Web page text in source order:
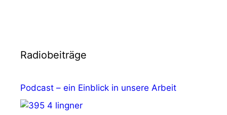
Radiobeiträge
Podcast – ein Einblick in unsere Arbeit